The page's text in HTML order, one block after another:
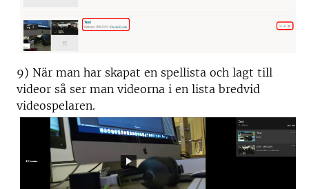
9) När man har skapat en spellista och lagt till
videor så ser man videorna i en lista bredvid
videospelaren.